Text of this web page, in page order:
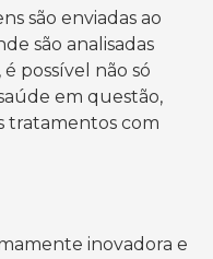
são enviadas ao
são analisadas
possível não só
em questão,
tratamentos com
inovadora e